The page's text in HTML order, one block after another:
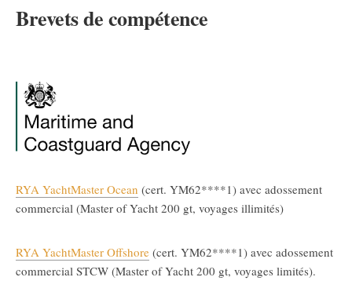
Brevets de compétence
RYA YachtMaster Ocean (cert. YM62****1) avec adossement
commercial (Master of Yacht 200 gt, voyages illimités)
RYA YachtMaster Offshore (cert. YM62****1) avec adossement
commercial STCW (Master of Yacht 200 gt, voyages limités).